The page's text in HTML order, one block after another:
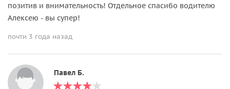
позитив и внимательность! Отдельное спасибо водителю
Алексею - вы супер!
почти 3 года назад
Павел Б.